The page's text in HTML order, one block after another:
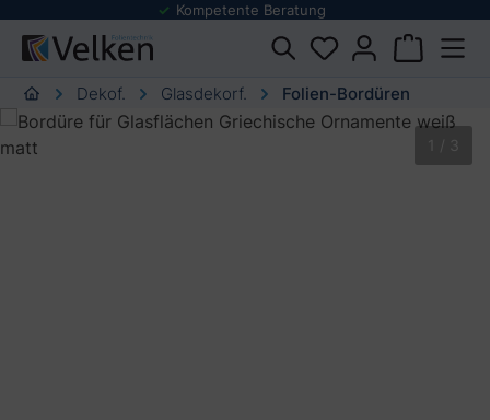
springen
Kompetente Beratung
Dekof. Glasdekorf. Folien-Bordüren
Bildergalerie überspringen
1 / 3